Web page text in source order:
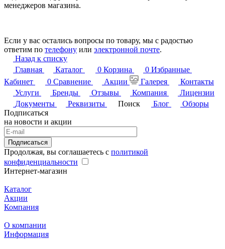
менеджеров магазина.
Если у вас остались вопросы по товару, мы с радостью
ответим по телефону или электронной почте.
Назад к списку
Главная
Каталог 0 Корзина 0 Избранные
Кабинет
0 Сравнение Акции Галерея
Контакты
Услуги
Бренды Отзывы Компания
Лицензии
Документы
Реквизиты Поиск Блог
Обзоры
Подписаться
на новости и акции
Подписаться
Продолжая, вы соглашаетесь с политикой
конфиденциальности
Интернет-магазин
Каталог
Акции
Компания
О компании
Информация